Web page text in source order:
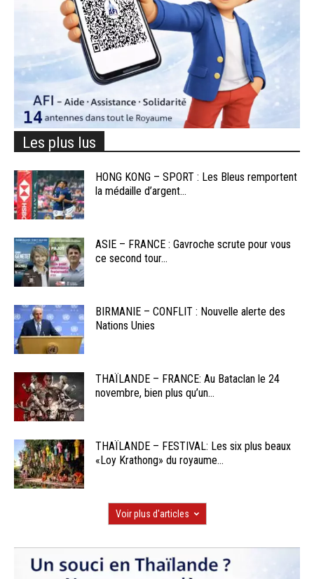
Les plus lus
HONG KONG – SPORT : Les Bleus remportent
la médaille d’argent...
ASIE – FRANCE : Gavroche scrute pour vous
ce second tour...
BIRMANIE – CONFLIT : Nouvelle alerte des
Nations Unies
THAÏLANDE – FRANCE: Au Bataclan le 24
novembre, bien plus qu’un...
THAÏLANDE – FESTIVAL: Les six plus beaux
«Loy Krathong» du royaume...
Voir plus d'articles